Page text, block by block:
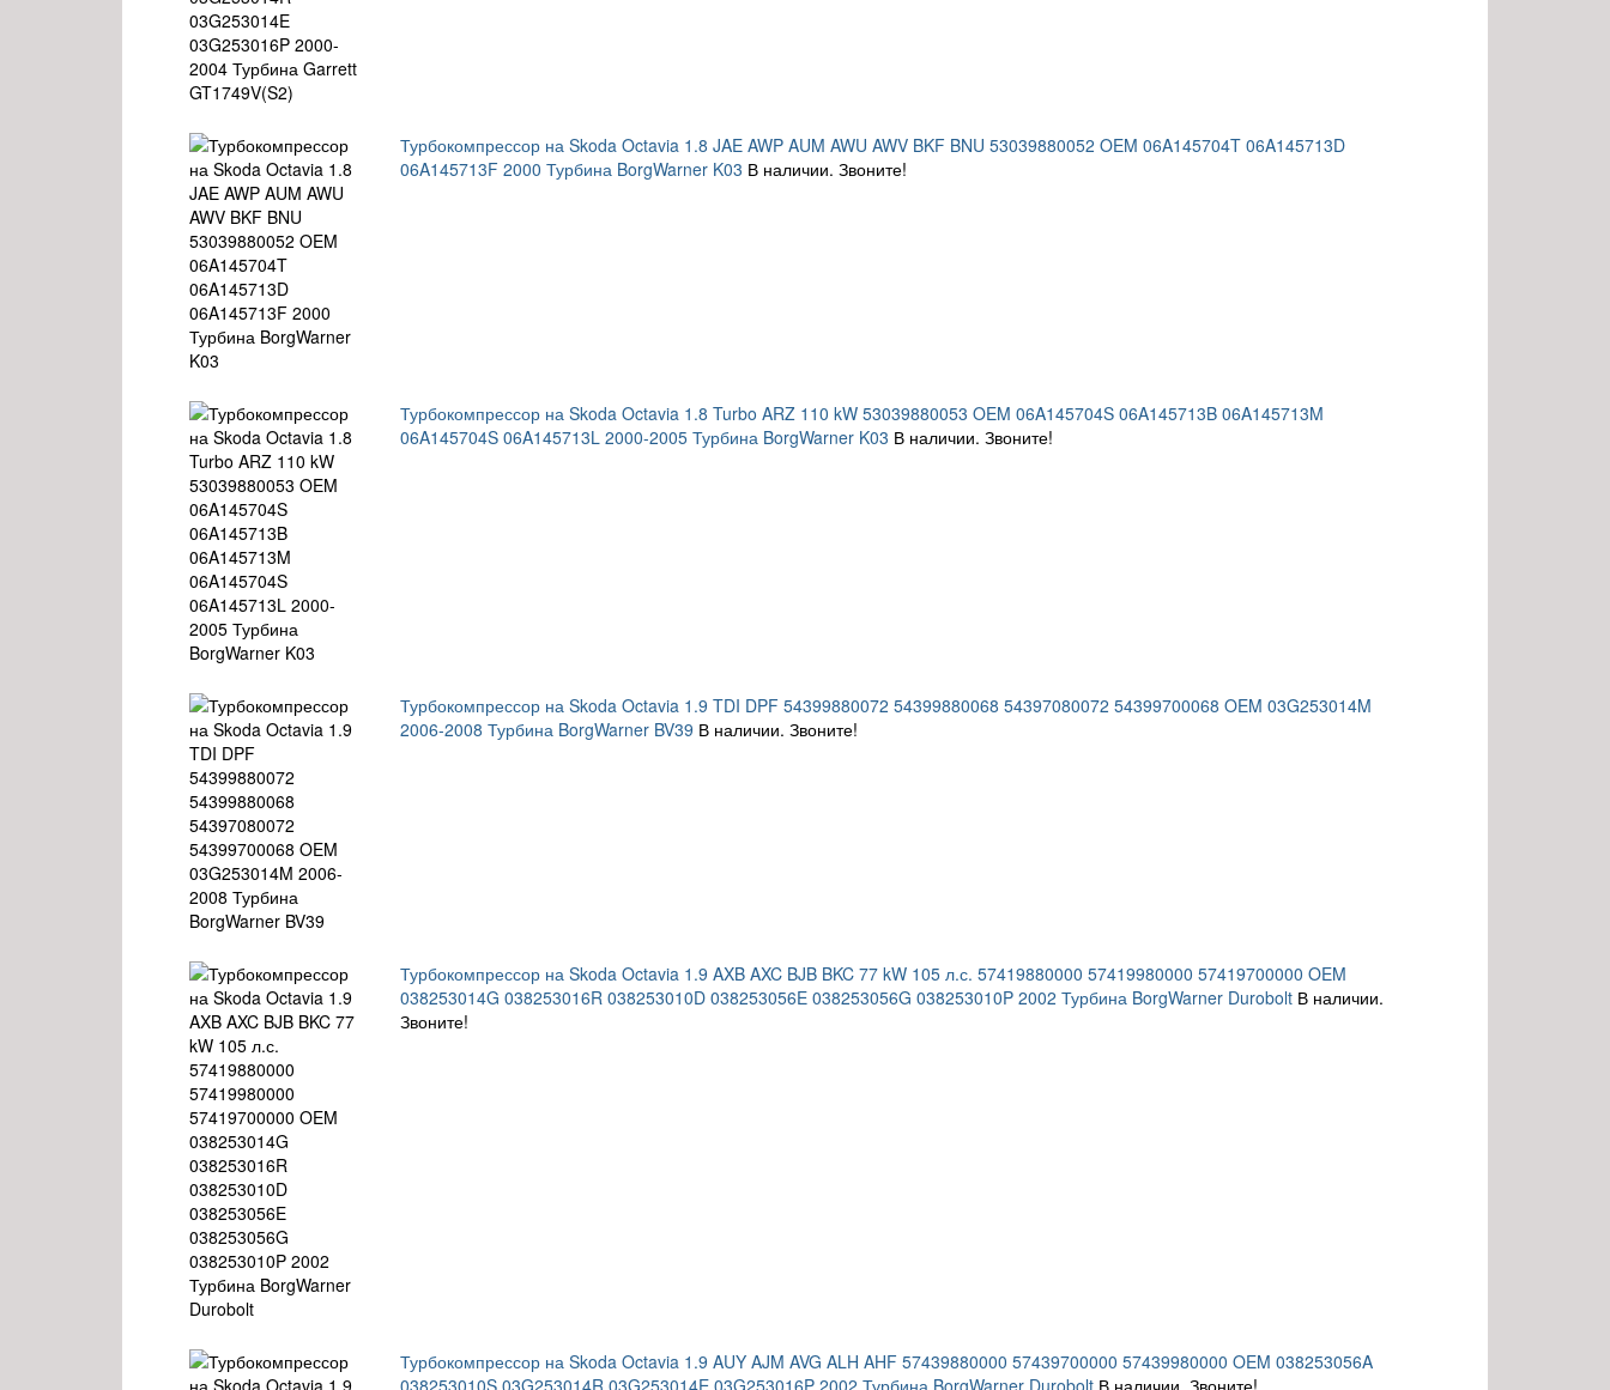
Турбокомпрессор на Skoda Octavia 1.8 JAE AWP AUM AWU AWV BKF BNU 53039880052 OEM 06A145704T 06A145713D
06A145713F 2000 Турбина BorgWarner K03 В наличии. Звоните!
Турбокомпрессор на Skoda Octavia 1.8 Turbo ARZ 110 kW 53039880053 OEM 06A145704S 06A145713B 06A145713M
06A145704S 06A145713L 2000-2005 Турбина BorgWarner K03 В наличии. Звоните!
Турбокомпрессор на Skoda Octavia 1.9 TDI DPF 54399880072 54399880068 54397080072 54399700068 OEM 03G253014M
2006-2008 Турбина BorgWarner BV39 В наличии. Звоните!
Турбокомпрессор на Skoda Octavia 1.9 AXB AXC BJB BKC 77 kW 105 л.с. 57419880000 57419980000 57419700000 OEM
038253014G 038253016R 038253010D 038253056E 038253056G 038253010P 2002 Турбина BorgWarner Durobolt В наличии.
Звоните!
Турбокомпрессор на Skoda Octavia 1.9 AUY AJM AVG ALH AHF 57439880000 57439700000 57439980000 OEM 038253056A
038253010S 03G253014R 03G253014E 03G253016P 2002 Турбина BorgWarner Durobolt В наличии. Звоните!